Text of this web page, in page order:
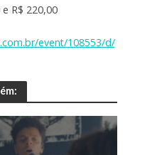
R$ 220,00
event/108553/d/